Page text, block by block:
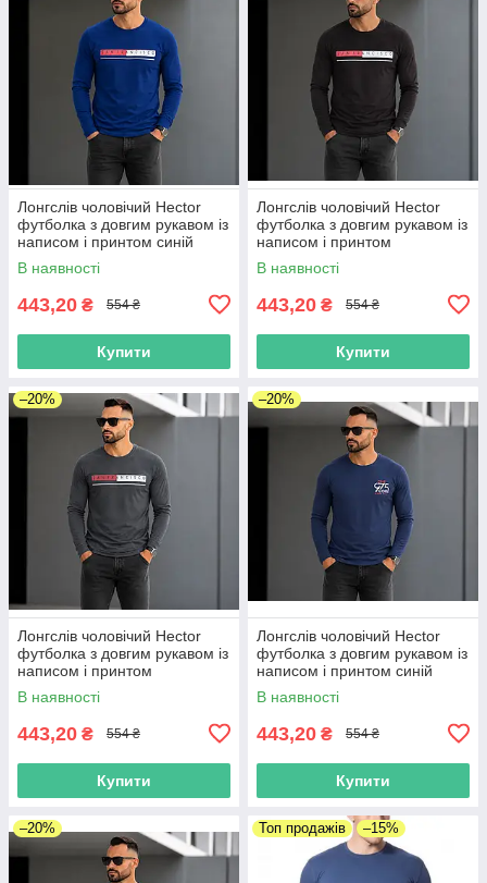
Лонгслів чоловічий Hector
футболка з довгим рукавом із
написом і принтом синій
В наявності
443,20 ₴ 554 ₴
Купити
Лонгслів чоловічий Hector
футболка з довгим рукавом із
написом і принтом
коричневий
В наявності
443,20 ₴ 554 ₴
Купити
–20%
Лонгслів чоловічий Hector
футболка з довгим рукавом із
написом і принтом
антрацитовий
В наявності
443,20 ₴ 554 ₴
Купити
–20%
Лонгслів чоловічий Hector
футболка з довгим рукавом із
написом і принтом синій
В наявності
443,20 ₴ 554 ₴
Купити
–20% Топ продажів –15%